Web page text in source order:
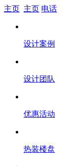
主页 主页 电话
设计案例
设计团队
优惠活动
热装楼盘